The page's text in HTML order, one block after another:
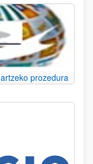
prozedura